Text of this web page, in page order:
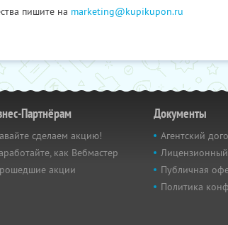
пишите на marketing@kupikupon.ru
Партнёрам
сделаем акцию!
как Вебмастер
акции
Документы
Агентский
Публичная
Политика